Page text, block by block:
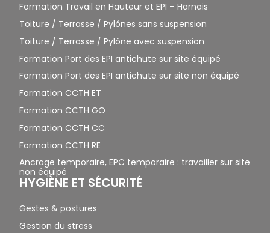
Formation Travail en Hauteur et EPI – Harnais
Toiture / Terrasse / Pylônes sans suspension
Toiture / Terrasse / Pylône avec suspension
Formation Port des EPI antichute sur site équipé
Formation Port des EPI antichute sur site non équipé
Formation CCTH ET
Formation CCTH GO
Formation CCTH CC
Formation CCTH RE
Ancrage temporaire, EPC temporaire : travailler sur site
non équipé
HYGIÈNE ET SÉCURITÉ
Gestes & postures
Gestion du stress